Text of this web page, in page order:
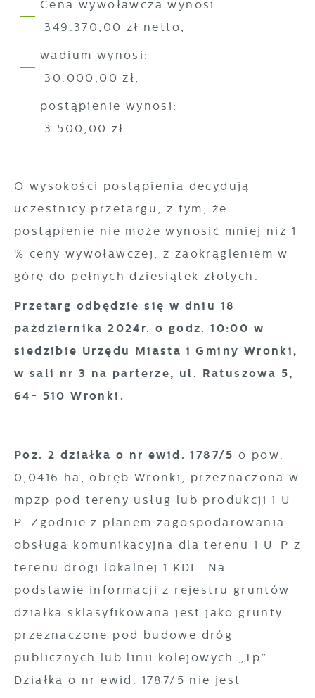
Cena wywoławcza wynosi:
349.370,00 zł netto,
wadium wynosi:
30.000,00 zł,
postąpienie wynosi:
3.500,00 zł.
O wysokości postąpienia decydują
uczestnicy przetargu, z tym, że
postąpienie nie może wynosić mniej niż 1
% ceny wywoławczej, z zaokrągleniem w
górę do pełnych dziesiątek złotych.
Przetarg odbędzie się w dniu 18
października 2024r. o godz. 10:00 w
siedzibie Urzędu Miasta i Gminy Wronki,
w sali nr 3 na parterze, ul. Ratuszowa 5,
64- 510 Wronki.
Poz. 2 działka o nr ewid. 1787/5 o pow.
0,0416 ha, obręb Wronki, przeznaczona w
mpzp pod tereny usług lub produkcji 1 U-
P. Zgodnie z planem zagospodarowania
obsługa komunikacyjna dla terenu 1 U-P z
terenu drogi lokalnej 1 KDL. Na
podstawie informacji z rejestru gruntów
działka sklasyfikowana jest jako grunty
przeznaczone pod budowę dróg
publicznych lub linii kolejowych „Tp”.
Działka o nr ewid. 1787/5 nie jest